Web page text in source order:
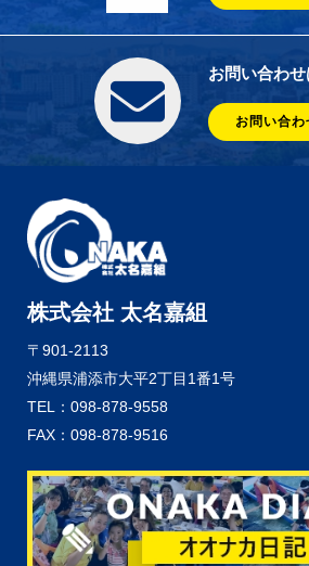
お問い合わ
お問い合わ
株式会社 太名嘉組
〒901-2113
沖縄県浦添市大平2丁目1番1号
TEL：098-878-9558
FAX：098-878-9516